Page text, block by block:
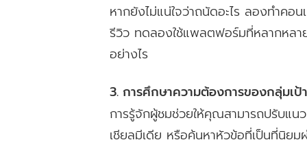
หากยังไม่แน่ใจว่าถนัดอะไร ลองทำคอ
รีวิว ทดลองใช้แพลตฟอร์มที่หลากหล
อย่างไร
3. การศึกษาความต้องการของกลุ่มเป้
การรู้จักผู้ชมช่วยให้คุณสามารถปรับแน
เชียลมีเดีย หรือค้นหาหัวข้อที่เป็นที่นิย